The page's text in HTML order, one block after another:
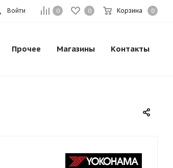
0 0 Корзина 0
Войти
Прочее Магазины Контакты